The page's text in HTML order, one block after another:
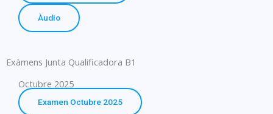
Àudio
Exàmens Junta Qualificadora B1
Octubre 2025
Examen Octubre 2025